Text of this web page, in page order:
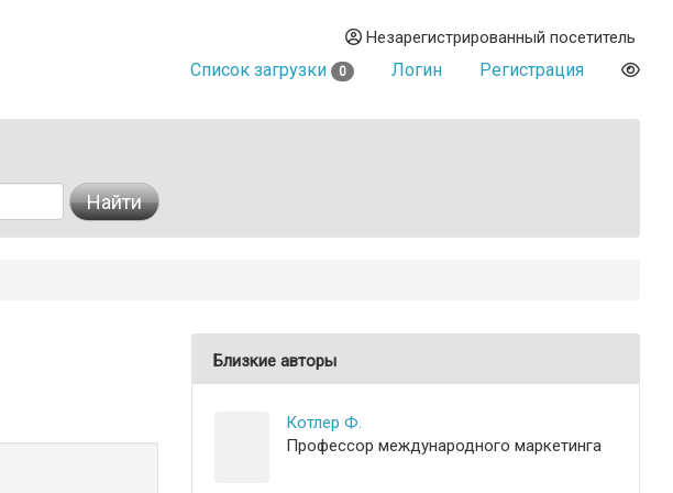
Незарегистрированный посетитель
Список загрузки 0 Логин Регистрация
Найти
Близкие авторы
Котлер Ф.
Профессор международного маркетинга